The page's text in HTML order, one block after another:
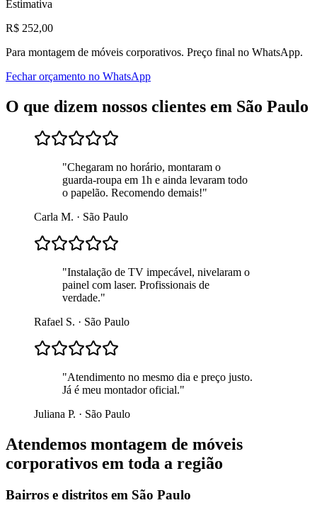
Estimativa
R$ 252,00
Para montagem de móveis corporativos. Preço final no WhatsApp.
Fechar orçamento no WhatsApp
O que dizem nossos clientes em São Paulo
"Chegaram no horário, montaram o
guarda-roupa em 1h e ainda levaram todo
o papelão. Recomendo demais!"
Carla M. · São Paulo
"Instalação de TV impecável, nivelaram o
painel com laser. Profissionais de
verdade."
Rafael S. · São Paulo
"Atendimento no mesmo dia e preço justo.
Já é meu montador oficial."
Juliana P. · São Paulo
Atendemos montagem de móveis
corporativos em toda a região
Bairros e distritos em São Paulo